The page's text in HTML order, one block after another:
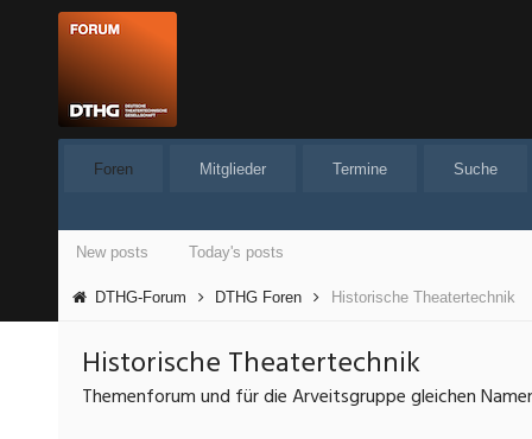
Foren Mitglieder Termine Suche
New posts Today's posts
DTHG-Forum DTHG Foren Historische Theatertechnik
Historische Theatertechnik
Themenforum und für die Arveitsgruppe gleichen